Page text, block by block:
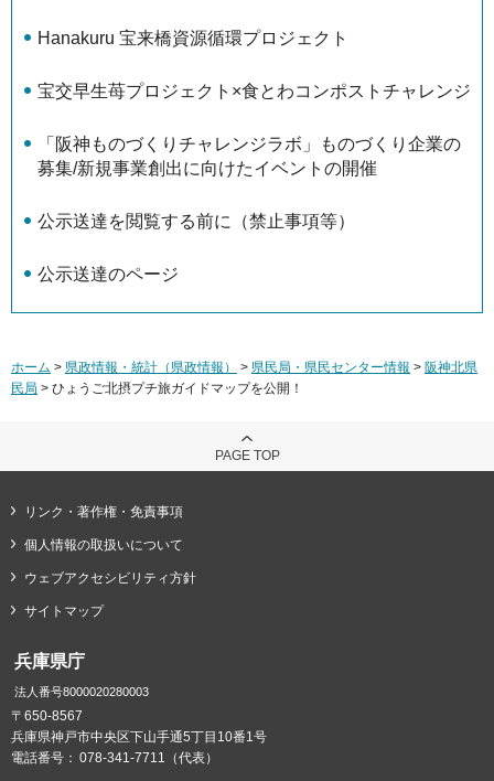
Hanakuru 宝来橋資源循環プロジェクト
宝交早生苺プロジェクト×食とわコンポストチャレンジ
「阪神ものづくりチャレンジラボ」ものづくり企業の
募集/新規事業創出に向けたイベントの開催
公示送達を閲覧する前に（禁止事項等）
公示送達のページ
ホーム > 県政情報・統計（県政情報） > 県民局・県民センター情報 > 阪神北県
民局 > ひょうご北摂プチ旅ガイドマップを公開！
PAGE TOP
リンク・著作権・免責事項
個人情報の取扱いについて
ウェブアクセシビリティ方針
サイトマップ
兵庫県庁
法人番号8000020280003
〒650-8567
兵庫県神戸市中央区下山手通5丁目10番1号
電話番号： 078-341-7711（代表）